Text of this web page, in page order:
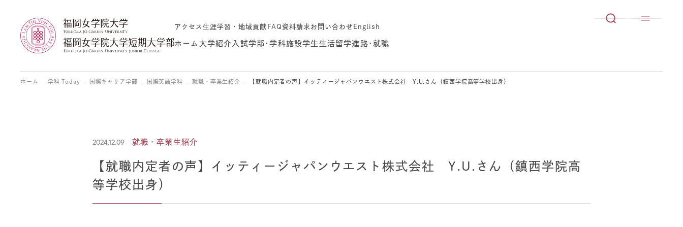
アクセス生涯学習・地域貢献 FAQ資料請求 お問い合わせ English
ホーム 大学紹介 入試学部･学科施設学生生活留学進路･就職
ホーム 学科 Today 国際キャリア学部 国際英語学科 就職・卒業生紹介 【就職内定者の声】イッティージャパンウエスト株式会社 Y.U.さん（鎮西学院高等学校出身）
2024.12.09 就職・卒業生紹介
【就職内定者の声】イッティージャパンウエスト株式会社 Y.U.さん（鎮西学院高
等学校出身）